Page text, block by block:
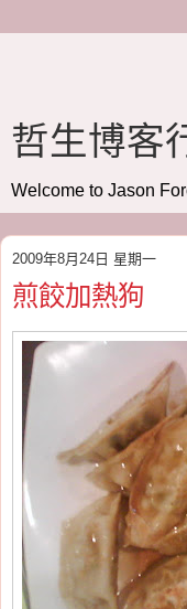
哲生博客
Welcome to Jason
2009年8月24日 星期一
煎餃加熱狗